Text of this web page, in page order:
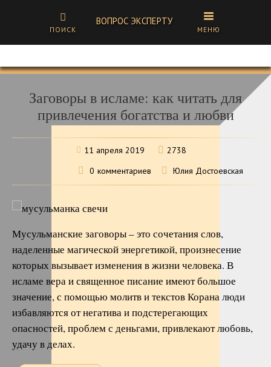
МЕНЮ
ВОПРОС ЭКСПЕРТУ
ПОИСК
Заговоры в исламе: как читать для
привлечения богатства и любви
11 апреля 2019
2738
0 комментариев Юлия Достоевская
Мусульманские заговоры – это сочетания слов,
наделенные магической энергетикой, произнесение
которых вызывает изменения в жизни человека. В
исламе вера и священное писание имеют большое
значение, с помощью молитв и текстов Корана люди
избавляются от негатива и подстерегающих
опасностей, проблем с деньгами, привлекают любовь,
удачу в делах.